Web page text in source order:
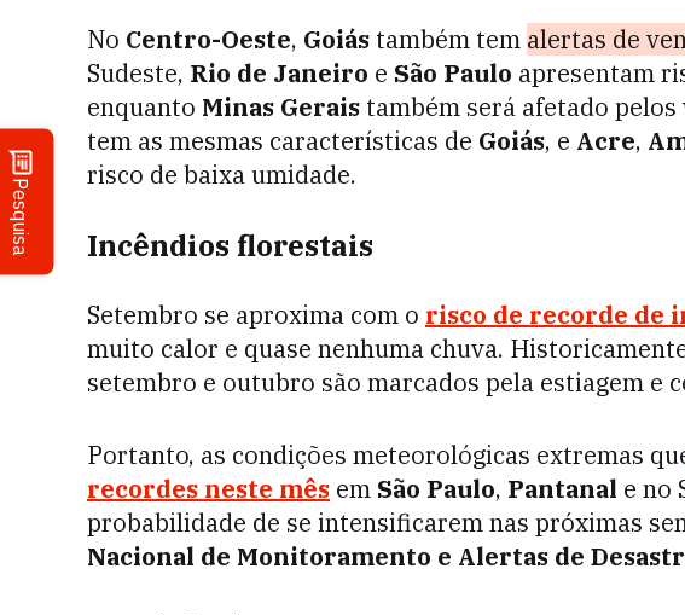
Pesquisa
No Centro-Oeste, Goiás também tem alertas de
Sudeste, Rio de Janeiro e São Paulo apresentam
enquanto Minas Gerais também será afetado
tem as mesmas características de Goiás, e Acre,
risco de baixa umidade.
Incêndios florestais
Setembro se aproxima com o risco de recorde de
muito calor e quase nenhuma chuva.
setembro e outubro são marcados pela estiagem e
Portanto, as condições meteorológicas extremas
recordes neste mês em São Paulo, Pantanal e no
probabilidade de se intensificarem nas próximas
Nacional de Monitoramento e Alertas de